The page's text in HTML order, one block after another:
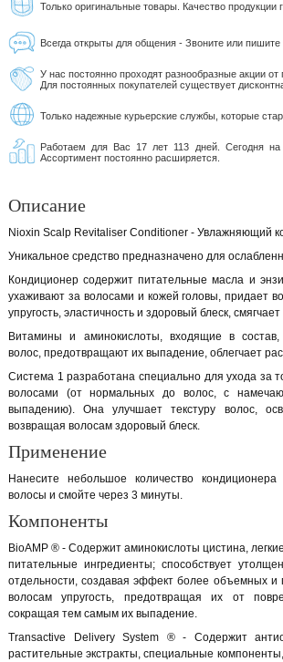
Только оригинальные товары. Качество продукции
Всегда открыты для общения - Звоните или пишите
У нас постоянно проходят разнообразные акции от
Для постоянных покупателей существует
Только надежные курьерские службы, которые
Работаем для Вас 17 лет 113 дней. Сегодня на
Ассортимент постоянно расширяется.
Описание
Nioxin Scalp Revitaliser Conditioner - Увлажняющий
Уникальное средство предназначено для
Кондиционер содержит питательные масла и
ухаживают за волосами и кожей головы, придает
упругость, эластичность и здоровый блеск,
Витамины и аминокислоты, входящие в
волос, предотвращают их выпадение, облегчает
Система 1 разработана специально для ухода за
волосами (от нормальных до волос, с
выпадению). Она улучшает текстуру волос,
возвращая волосам здоровый блеск.
Применение
Нанесите небольшое количество
волосы и смойте через 3 минуты.
Компоненты
BioAMP ® - Содержит аминокислоты цистина,
питательные ингредиенты; способствует
отдельности, создавая эффект более объемных и
волосам упругость, предотвращая их от
сокращая тем самым их выпадение.
Transactive Delivery System ® - Содержит
растительные экстракты, специальные